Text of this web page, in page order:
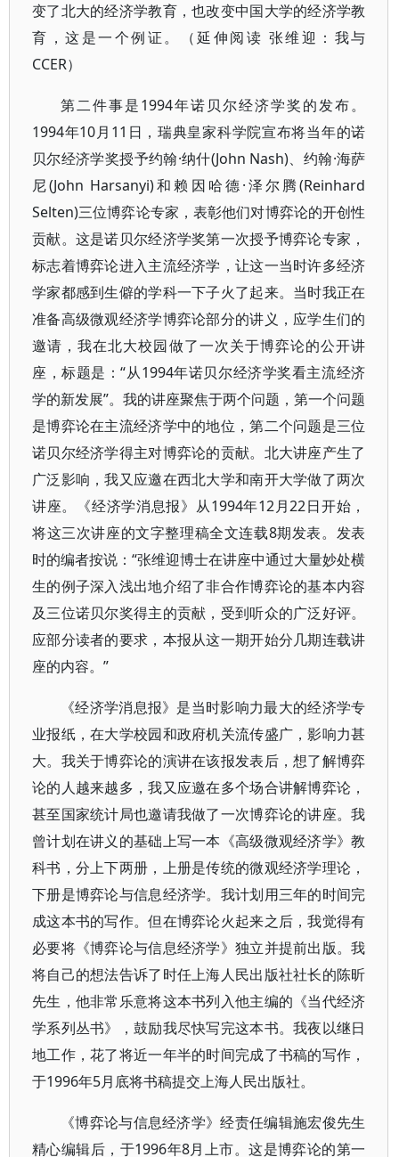
变了北大的经济学教育，也改变中国大学的经济学教
育，这是一个例证。（延伸阅读 张维迎：我与
CCER）
第二件事是1994年诺贝尔经济学奖的发布。
1994年10月11日，瑞典皇家科学院宣布将当年的诺
贝尔经济学奖授予约翰·纳什(John Nash)、约翰·海萨
尼(John Harsanyi)和赖因哈德·泽尔腾(Reinhard
Selten)三位博弈论专家，表彰他们对博弈论的开创性
贡献。这是诺贝尔经济学奖第一次授予博弈论专家，
标志着博弈论进入主流经济学，让这一当时许多经济
学家都感到生僻的学科一下子火了起来。当时我正在
准备高级微观经济学博弈论部分的讲义，应学生们的
邀请，我在北大校园做了一次关于博弈论的公开讲
座，标题是：“从1994年诺贝尔经济学奖看主流经济
学的新发展”。我的讲座聚焦于两个问题，第一个问题
是博弈论在主流经济学中的地位，第二个问题是三位
诺贝尔经济学得主对博弈论的贡献。北大讲座产生了
广泛影响，我又应邀在西北大学和南开大学做了两次
讲座。《经济学消息报》从1994年12月22日开始，
将这三次讲座的文字整理稿全文连载8期发表。发表
时的编者按说：“张维迎博士在讲座中通过大量妙处横
生的例子深入浅出地介绍了非合作博弈论的基本内容
及三位诺贝尔奖得主的贡献，受到听众的广泛好评。
应部分读者的要求，本报从这一期开始分几期连载讲
座的内容。”
《经济学消息报》是当时影响力最大的经济学专
业报纸，在大学校园和政府机关流传盛广，影响力甚
大。我关于博弈论的演讲在该报发表后，想了解博弈
论的人越来越多，我又应邀在多个场合讲解博弈论，
甚至国家统计局也邀请我做了一次博弈论的讲座。我
曾计划在讲义的基础上写一本《高级微观经济学》教
科书，分上下两册，上册是传统的微观经济学理论，
下册是博弈论与信息经济学。我计划用三年的时间完
成这本书的写作。但在博弈论火起来之后，我觉得有
必要将《博弈论与信息经济学》独立并提前出版。我
将自己的想法告诉了时任上海人民出版社社长的陈昕
先生，他非常乐意将这本书列入他主编的《当代经济
学系列丛书》，鼓励我尽快写完这本书。我夜以继日
地工作，花了将近一年半的时间完成了书稿的写作，
于1996年5月底将书稿提交上海人民出版社。
《博弈论与信息经济学》经责任编辑施宏俊先生
精心编辑后，于1996年8月上市。这是博弈论的第一